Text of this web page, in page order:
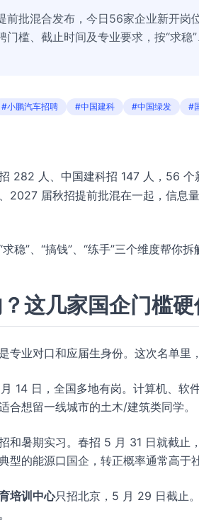
前批混合发布，今日56家企业新开岗
门槛、截止时间及专业要求，按“求稳
#小鹏汽车招聘 #中国建科 #中国绿发 #
282 人、中国建科招 147 人，56 个
2027 届秋招提前批混在一起，信息
稳”、“搞钱”、“练手”三个维度帮你
这几家国企门槛
专业对口和应届生身份。这次名单里，
14 日，全国多地有岗。计算机、软
合想留一线城市的土木/建筑类同学。
和暑期实习。春招 5 月 31 日就截止
型的能源口国企，转正概率通常高于社
培训中心只招北京，5 月 29 日截止